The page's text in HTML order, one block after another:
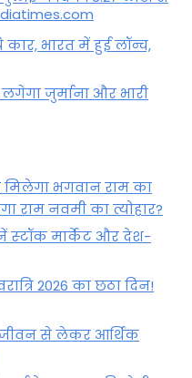
कार, भारत में हुई लॉन्च,
जुर्माना और भारी
मिलेगा भगवान राम का
राम नवमी का त्योहार?
स्‍टॉक मार्केट और देश-
2026 का छठा दिन!
जीवन से लेकर आर्थिक